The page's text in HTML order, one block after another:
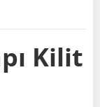
Kilit